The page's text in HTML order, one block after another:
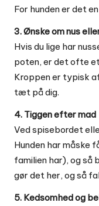
For hunden er det
3. Ønske om nus
Hvis du lige har
poten, er det ofte
Kroppen er typisk
tæt på dig.
4. Tiggen efter mad
Ved spisebordet
Hunden har måske
familien har), og så
gør det her, og så
5. Kedsomhed og